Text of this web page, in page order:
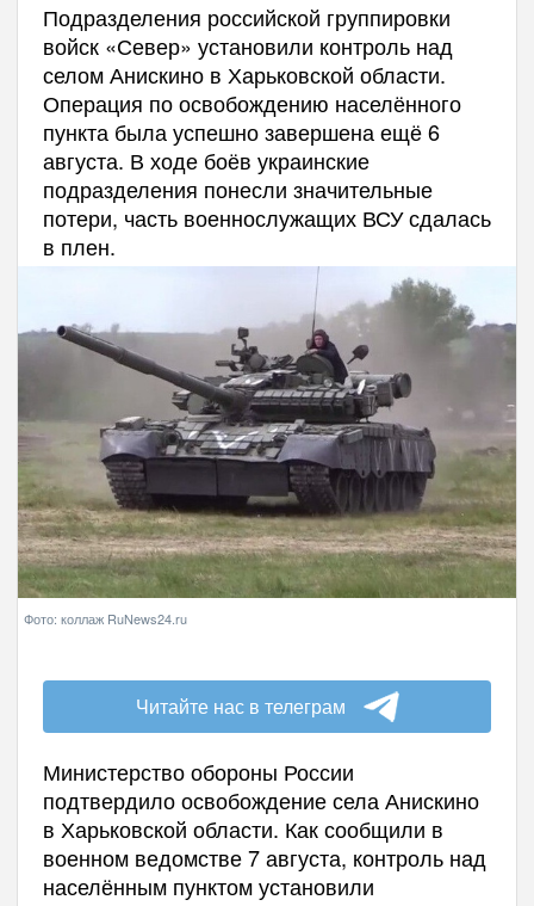
Подразделения российской группировки
войск «Север» установили контроль над
селом Анискино в Харьковской области.
Операция по освобождению населённого
пункта была успешно завершена ещё 6
августа. В ходе боёв украинские
подразделения понесли значительные
потери, часть военнослужащих ВСУ сдалась
в плен.
Фото: коллаж RuNews24.ru
Читайте нас в телеграм
Министерство обороны России
подтвердило освобождение села Анискино
в Харьковской области. Как сообщили в
военном ведомстве 7 августа, контроль над
населённым пунктом установили